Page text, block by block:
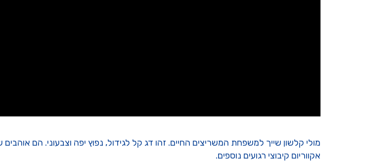
מולי קלשון שייך למשפחת המשריצים החיים. זהו דג קל לגידול, נפוץ יפה וצבעוני. הם
אקווריום קיבוצי רגועים נוספים.